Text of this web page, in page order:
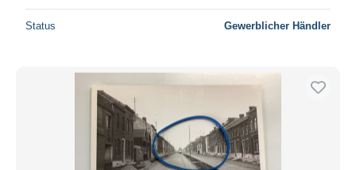
Status Gewerblicher Händler